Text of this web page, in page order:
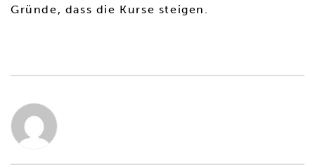
Gründe, dass die Kurse steigen.